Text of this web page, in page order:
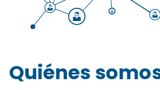
Quiénes